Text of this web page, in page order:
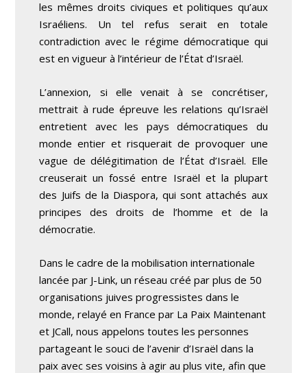
les mêmes droits civiques et politiques qu’aux
Israéliens. Un tel refus serait en totale
contradiction avec le régime démocratique qui
est en vigueur à l’intérieur de l’État d’Israël.
L’annexion, si elle venait à se concrétiser,
mettrait à rude épreuve les relations qu’Israël
entretient avec les pays démocratiques du
monde entier et risquerait de provoquer une
vague de délégitimation de l’État d’Israël. Elle
creuserait un fossé entre Israël et la plupart
des Juifs de la Diaspora, qui sont attachés aux
principes des droits de l’homme et de la
démocratie.
Dans le cadre de la mobilisation internationale
lancée par J-Link, un réseau créé par plus de 50
organisations juives progressistes dans le
monde, relayé en France par La Paix Maintenant
et JCall, nous appelons toutes les personnes
partageant le souci de l’avenir d’Israël dans la
paix avec ses voisins à agir au plus vite, afin que